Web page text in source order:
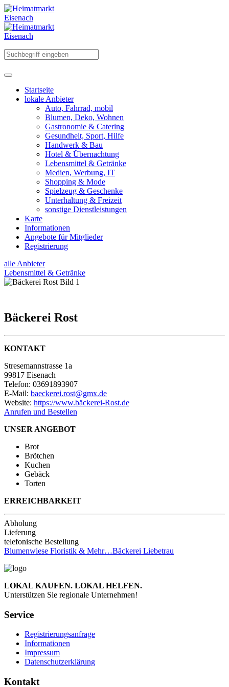
Startseite
lokale Anbieter
Auto, Fahrrad, mobil
Blumen, Deko, Wohnen
Gastronomie & Catering
Gesundheit, Sport, Hilfe
Handwerk & Bau
Hotel & Übernachtung
Lebensmittel & Getränke
Medien, Werbung, IT
Shopping & Mode
Spielzeug & Geschenke
Unterhaltung & Freizeit
sonstige Dienstleistungen
Karte
Informationen
Angebote für Mitglieder
Registrierung
alle Anbieter
Lebensmittel & Getränke
Bäckerei Rost
KONTAKT
Stresemannstrasse 1a
99817 Eisenach
Telefon: 03691893907
E-Mail: baeckerei.rost@gmx.de
Website: https://www.bäckerei-Rost.de
Anrufen und Bestellen
UNSER ANGEBOT
Brot
Brötchen
Kuchen
Gebäck
Torten
ERREICHBARKEIT
Abholung
Lieferung
telefonische Bestellung
Blumenwiese Floristik & Mehr…Bäckerei Liebetrau
LOKAL KAUFEN. LOKAL HELFEN.
Unterstützen Sie regionale Unternehmen!
Service
Registrierungsanfrage
Informationen
Impressum
Datenschutzerklärung
Kontakt